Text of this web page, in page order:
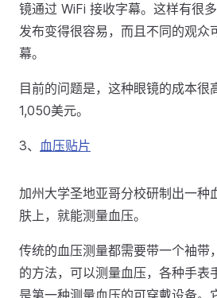
镜通过 WiFi 接收字幕。这样有很
发布变得很容易，而且不同的观众
幕。
目前的问题是，这种眼镜的成本很
1,050美元。
3、 血压贴片
加州大学圣地亚哥分校研制出一种
肤上，就能测量血压。
传统的血压测量都需要带一个袖带
的方法，可以测量血压，各种手表
是第一种测量血压的可穿戴设备。